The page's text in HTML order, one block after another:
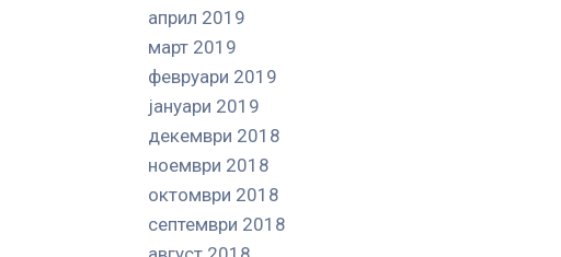
април 2019
март 2019
февруари 2019
јануари 2019
декември 2018
ноември 2018
октомври 2018
септември 2018